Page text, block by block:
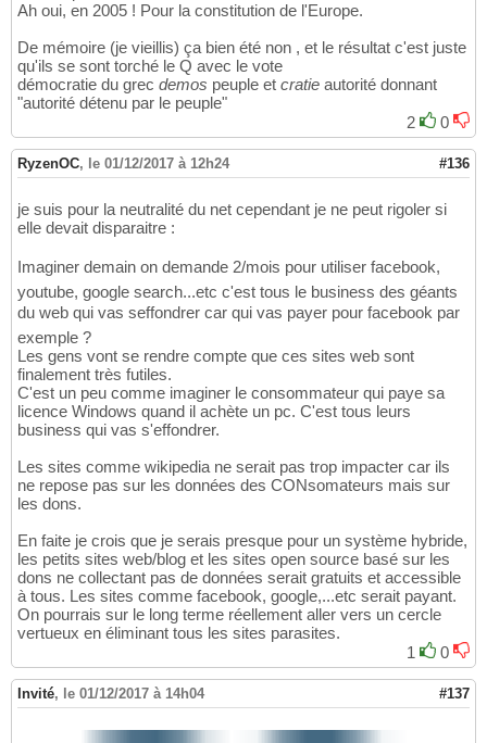
Ah oui, en 2005 ! Pour la constitution de l'Europe.
De mémoire (je vieillis) ça bien été non , et le résultat c'est juste
qu'ils se sont torché le Q avec le vote
démocratie du grec demos peuple et cratie autorité donnant
"autorité détenu par le peuple"
2
0
RyzenOC, le 01/12/2017 à 12h24 #136
je suis pour la neutralité du net cependant je ne peut rigoler si
elle devait disparaitre :
Imaginer demain on demande 2/mois pour utiliser facebook,
youtube, google search...etc c'est tous le business des géants
du web qui vas seffondrer car qui vas payer pour facebook par
exemple ?
Les gens vont se rendre compte que ces sites web sont
finalement très futiles.
C'est un peu comme imaginer le consommateur qui paye sa
licence Windows quand il achète un pc. C'est tous leurs
business qui vas s'effondrer.
Les sites comme wikipedia ne serait pas trop impacter car ils
ne repose pas sur les données des CONsomateurs mais sur
les dons.
En faite je crois que je serais presque pour un système hybride,
les petits sites web/blog et les sites open source basé sur les
dons ne collectant pas de données serait gratuits et accessible
à tous. Les sites comme facebook, google,...etc serait payant.
On pourrais sur le long terme réellement aller vers un cercle
vertueux en éliminant tous les sites parasites.
1
0
Invité, le 01/12/2017 à 14h04 #137